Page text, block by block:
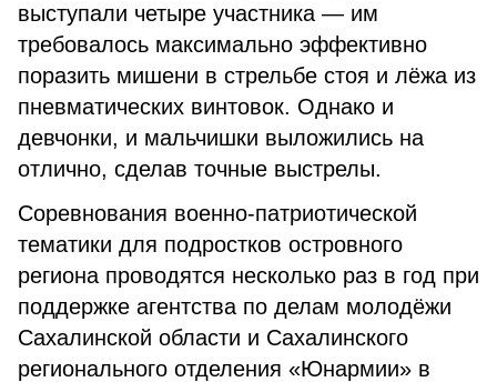
выступали четыре участника — им
требовалось максимально эффективно
поразить мишени в стрельбе стоя и лёжа из
пневматических винтовок. Однако и
девчонки, и мальчишки выложились на
отлично, сделав точные выстрелы.
Соревнования военно-патриотической
тематики для подростков островного
региона проводятся несколько раз в год при
поддержке агентства по делам молодёжи
Сахалинской области и Сахалинского
регионального отделения «Юнармии» в